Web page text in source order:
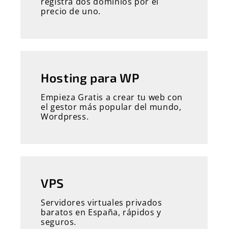
precio de uno.
Hosting para WP
Empieza Gratis a crear tu web con
el gestor más popular del mundo,
Wordpress.
VPS
Servidores virtuales privados
baratos en España, rápidos y
seguros.